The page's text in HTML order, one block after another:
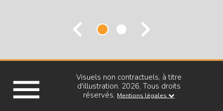
chevron_left chevron_right
PLAN 3D
menu
Visuels non contractuels, à titre
d'illustration. 2026, Tous droits
réservés. Mentions légales